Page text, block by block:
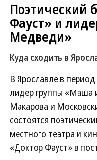
Поэтический
Фауст» и
Медведи»
Куда сходить в
В Ярославле в период
лидер группы
Макарова и
состоятся
местного театра и
«Доктор Фауст» в